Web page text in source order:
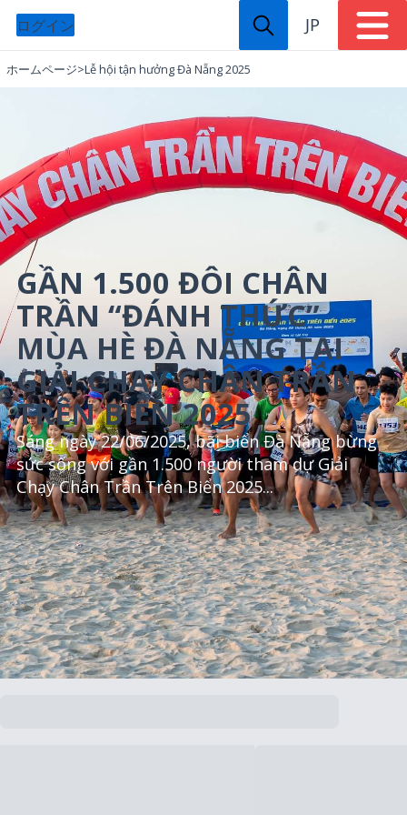
ログイン JP
ホームページ>Lễ hội tận hưởng Đà Nẵng 2025
GẦN 1.500 ĐÔI CHÂN
TRẦN “ĐÁNH THỨC”
MÙA HÈ ĐÀ NẴNG TẠI
GIẢI CHẠY CHÂN TRẦN
TRÊN BIỂN 2025
Sáng ngày 22/06/2025, bãi biển Đà Nẵng bừng
sức sống với gần 1.500 người tham dự Giải
Chạy Chân Trần Trên Biển 2025...